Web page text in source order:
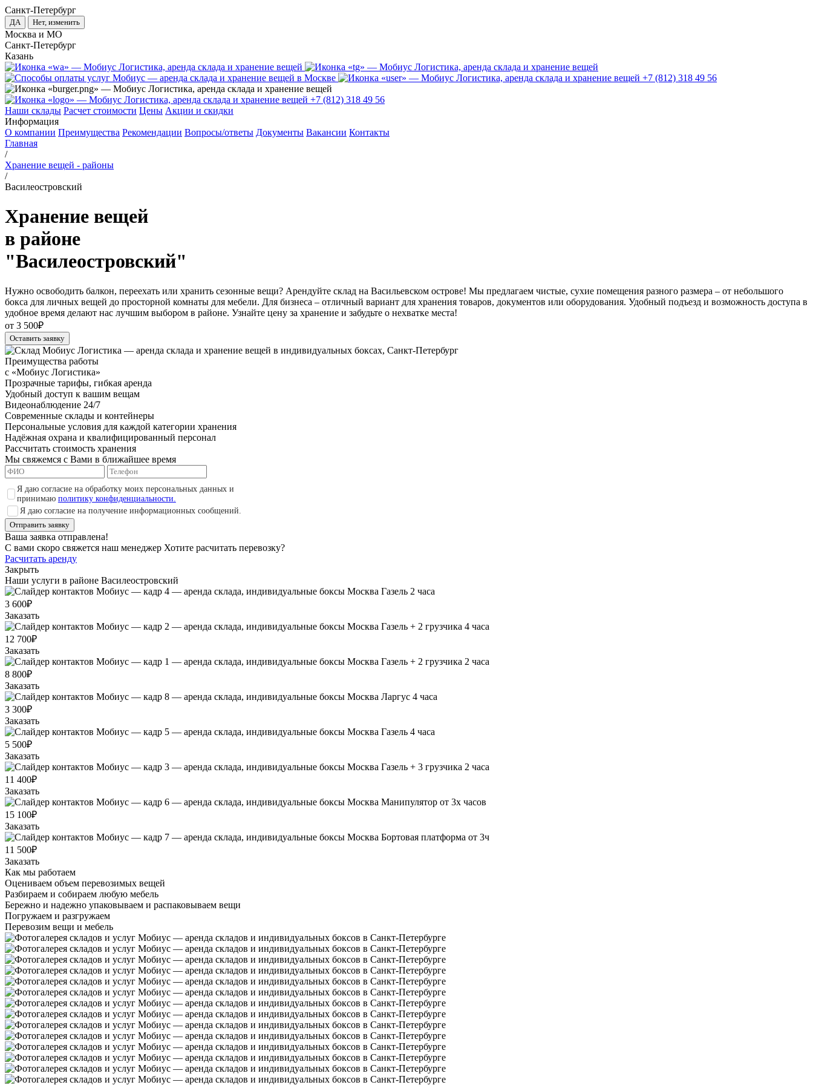
Санкт-Петербург
ДА Нет, изменить
Москва и МО
Санкт-Петербург
Казань
+7 (812) 318 49 56
+7 (812) 318 49 56
Наши склады Расчет стоимости Цены Акции и скидки
Информация
О компании Преимущества Рекомендации Вопросы/ответы Документы Вакансии Контакты
Главная
/
Хранение вещей - районы
/
Василеостровский
Хранение вещей
в районе
"Василеостровский"
Нужно освободить балкон, переехать или хранить сезонные вещи? Арендуйте склад на Васильевском острове! Мы предлагаем чистые, сухие помещения разного размера – от небольшого
бокса для личных вещей до просторной комнаты для мебели. Для бизнеса – отличный вариант для хранения товаров, документов или оборудования. Удобный подъезд и возможность доступа в
удобное время делают нас лучшим выбором в районе. Узнайте цену за хранение и забудьте о нехватке места!
от 3 500₽
Оставить заявку
Преимущества работы
с «Мобиус Логистика»
Прозрачные тарифы, гибкая аренда
Удобный доступ к вашим вещам
Видеонаблюдение 24/7
Современные склады и контейнеры
Персональные условия для каждой категории хранения
Надёжная охрана и квалифицированный персонал
Рассчитать стоимость хранения
Мы свяжемся с Вами в ближайшее время
Я даю согласие на обработку моих персональных данных и
принимаю политику конфиденциальности.
Я даю согласие на получение информационных сообщений.
Отправить заявку
Ваша заявка отправлена!
С вами скоро свяжется наш менеджер Хотите расчитать перевозку?
Расчитать аренду
Закрыть
Наши услуги в районе Василеостровский
Газель 2 часа
3 600₽
Заказать
Газель + 2 грузчика 4 часа
12 700₽
Заказать
Газель + 2 грузчика 2 часа
8 800₽
Заказать
Ларгус 4 часа
3 300₽
Заказать
Газель 4 часа
5 500₽
Заказать
Газель + 3 грузчика 2 часа
11 400₽
Заказать
Манипулятор от 3х часов
15 100₽
Заказать
Бортовая платформа от 3ч
11 500₽
Заказать
Как мы работаем
Оцениваем объем перевозимых вещей
Разбираем и собираем любую мебель
Бережно и надежно упаковываем и распаковываем вещи
Погружаем и разгружаем
Перевозим вещи и мебель